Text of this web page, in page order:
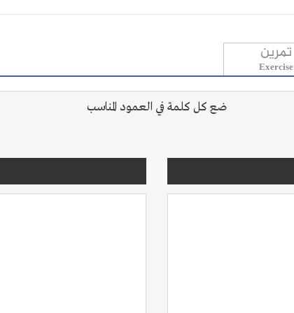
تمرين
Exercise
ضع كل كلمة في العمود المناسب